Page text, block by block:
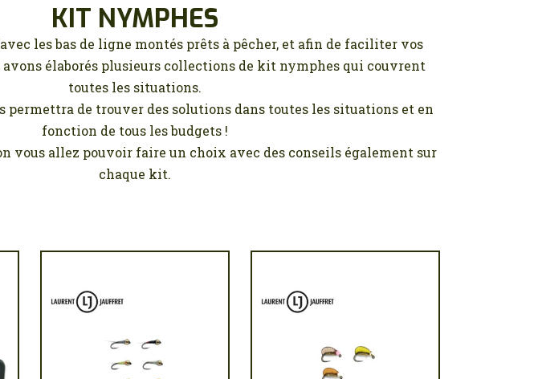
KIT NYMPHES
les bas de ligne montés prêts à pêcher, et afin de faciliter vos
avons élaborés plusieurs collections de kit nymphes qui couvrent
toutes les situations.
permettra de trouver des solutions dans toutes les situations et en
fonction de tous les budgets !
vous allez pouvoir faire un choix avec des conseils également sur
chaque kit.